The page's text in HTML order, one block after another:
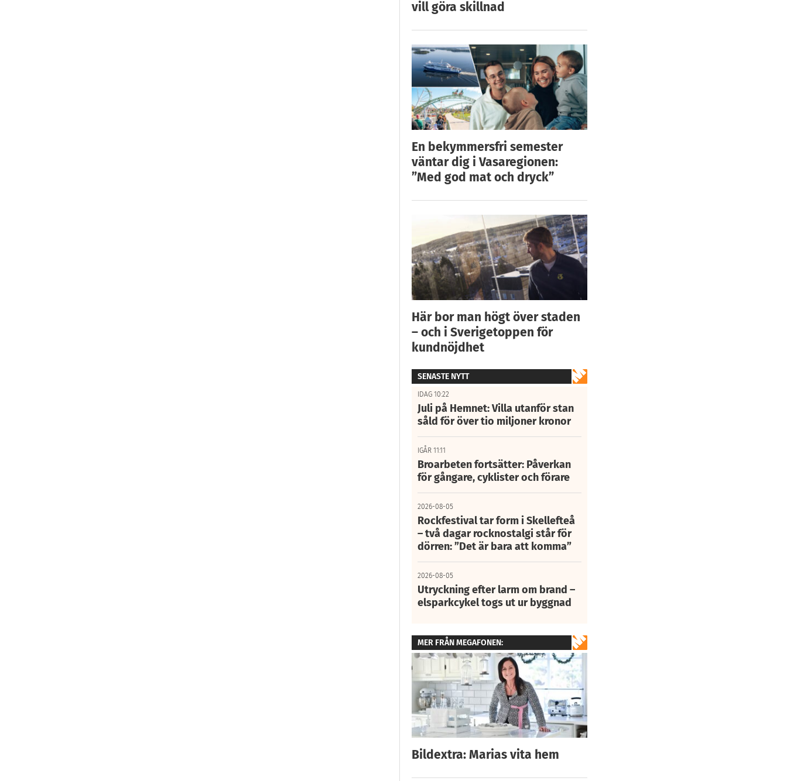
vill göra skillnad
En bekymmersfri semester
väntar dig i Vasaregionen:
”Med god mat och dryck”
Här bor man högt över staden
– och i Sverigetoppen för
kundnöjdhet
SENASTE NYTT
IDAG 10:22
Juli på Hemnet: Villa utanför stan
såld för över tio miljoner kronor
IGÅR 11:11
Broarbeten fortsätter: Påverkan
för gångare, cyklister och förare
2026-08-05
Rockfestival tar form i Skellefteå
– två dagar rocknostalgi står för
dörren: ”Det är bara att komma”
2026-08-05
Utryckning efter larm om brand –
elsparkcykel togs ut ur byggnad
MER FRÅN MEGAFONEN:
Bildextra: Marias vita hem